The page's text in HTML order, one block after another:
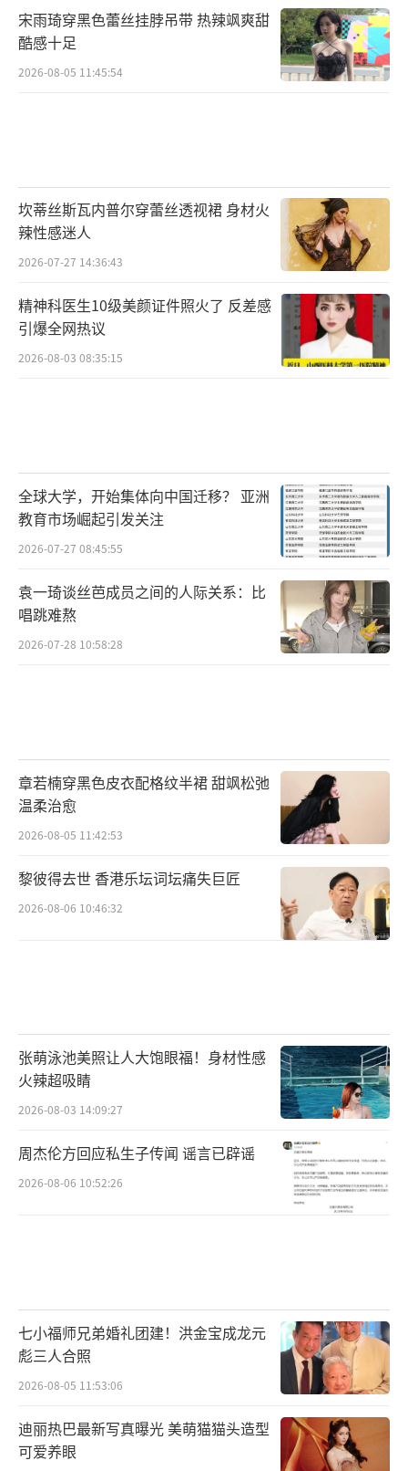
宋雨琦穿黑色蕾丝挂脖吊带 热辣飒爽甜
酷感十足
2026-08-05 11:45:54
坎蒂丝斯瓦内普尔穿蕾丝透视裙 身材火
辣性感迷人
2026-07-27 14:36:43
精神科医生10级美颜证件照火了 反差感
引爆全网热议
2026-08-03 08:35:15
全球大学，开始集体向中国迁移？ 亚洲
教育市场崛起引发关注
2026-07-27 08:45:55
袁一琦谈丝芭成员之间的人际关系：比
唱跳难熬
2026-07-28 10:58:28
章若楠穿黑色皮衣配格纹半裙 甜飒松弛
温柔治愈
2026-08-05 11:42:53
黎彼得去世 香港乐坛词坛痛失巨匠
2026-08-06 10:46:32
张萌泳池美照让人大饱眼福！身材性感
火辣超吸睛
2026-08-03 14:09:27
周杰伦方回应私生子传闻 谣言已辟谣
2026-08-06 10:52:26
七小福师兄弟婚礼团建！洪金宝成龙元
彪三人合照
2026-08-05 11:53:06
迪丽热巴最新写真曝光 美萌猫猫头造型
可爱养眼